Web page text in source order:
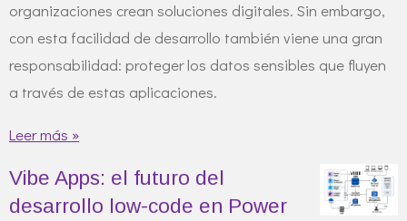
organizaciones crean soluciones digitales. Sin embargo,
con esta facilidad de desarrollo también viene una gran
responsabilidad: proteger los datos sensibles que fluyen
a través de estas aplicaciones.
Leer más »
Vibe Apps: el futuro del
desarrollo low-code en Power